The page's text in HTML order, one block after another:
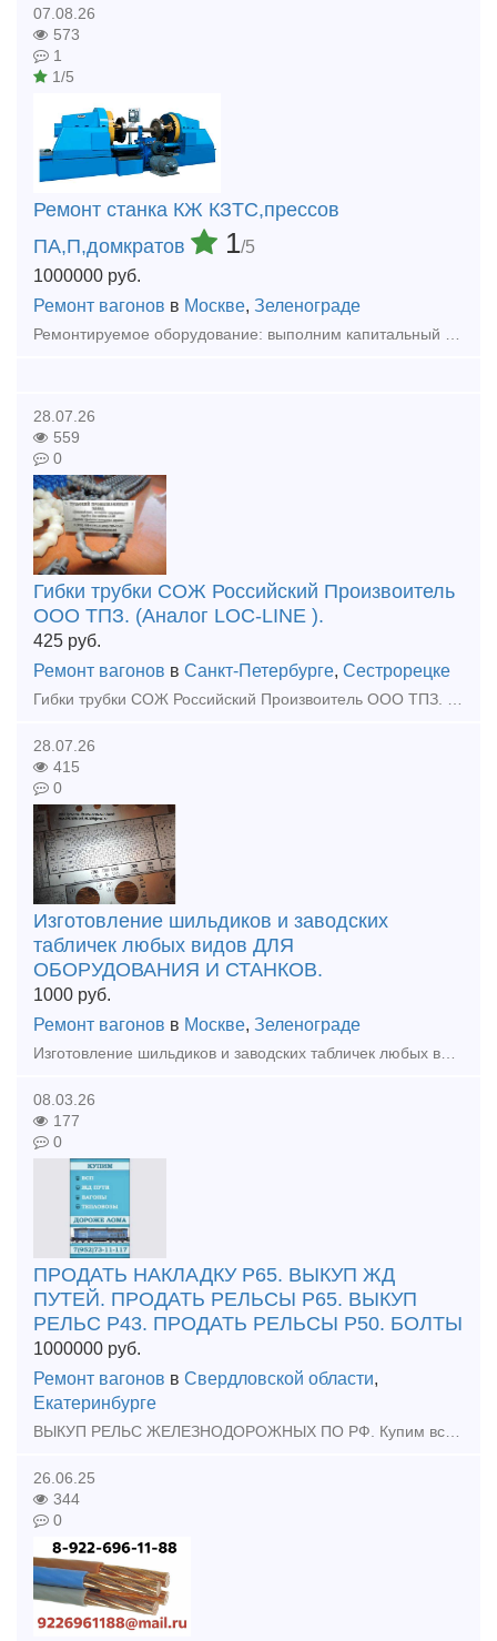
07.08.26
573
1
1/5
Ремонт станка КЖ КЗТС,прессов
ПА,П,домкратов
1/5
1000000 руб.
Ремонт вагонов в Москве, Зеленограде
Ремонтируемое оборудование: выполним капитальный ремонт колёсотокарных (мод. КЖ1842, КЖ1843, UGB-150 ,UBB112ф3, осетокарные 1833, и колёсофрезерных КЖ-20,1836М.10 КЗТС, UBC-150, UBC-130, UBC-125 с Ч
28.07.26
559
0
Гибки трубки СОЖ Российский Произвоитель
ООО ТПЗ. (Аналог LOC-LINE ).
425 руб.
Ремонт вагонов в Санкт-Петербурге, Сестрорецке
Гибки трубки СОЖ Российский Произвоитель ООО ТПЗ. (Аналог LOC-LINE ). Всегда в наличии! Тульский Промышленный Завод производит универсальные гибкие сегментоно-шарнирные трубки для подачи охлажадающ
28.07.26
415
0
Изготовление шильдиков и заводских
табличек любых видов ДЛЯ
ОБОРУДОВАНИЯ И СТАНКОВ.
1000 руб.
Ремонт вагонов в Москве, Зеленограде
Изготовление шильдиков и заводских табличек любых видов ДЛЯ ОБОРУДОВАНИЯ И СТАНКОВ. Изготовление от 1 рабочего дня. Отгрузка по всей России любой для вас удобной транспортной компанией.
08.03.26
177
0
ПРОДАТЬ НАКЛАДКУ Р65. ВЫКУП ЖД
ПУТЕЙ. ПРОДАТЬ РЕЛЬСЫ Р65. ВЫКУП
РЕЛЬС Р43. ПРОДАТЬ РЕЛЬСЫ Р50. БОЛТЫ
1000000 руб.
Ремонт вагонов в Свердловской области,
Екатеринбурге
ВЫКУП РЕЛЬС ЖЕЛЕЗНОДОРОЖНЫХ ПО РФ. Купим всп жд Выкуп рельс бу Скупка жд путей Подкладки, накладки рельс, разбор жд путей. Болты - Костыли - Гайки Противоугон П65 - Шуруп Путевой -
26.06.25
344
0